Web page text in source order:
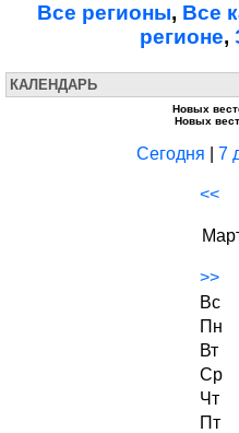
Все регионы, Все
регионе,
КАЛЕНДАРЬ
Новых
Новых
Сегодня 7
<<
>>
Вс
Пн
Вт
Ср
Чт
Пт